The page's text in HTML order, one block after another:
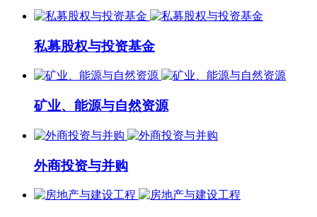
私募股权与投资基金
矿业、能源与自然资源
外商投资与并购